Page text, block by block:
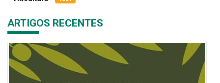
ARTIGOS RECENTES